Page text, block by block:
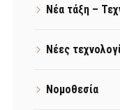
Νέα τάξη –
Νέες
Νομοθεσία